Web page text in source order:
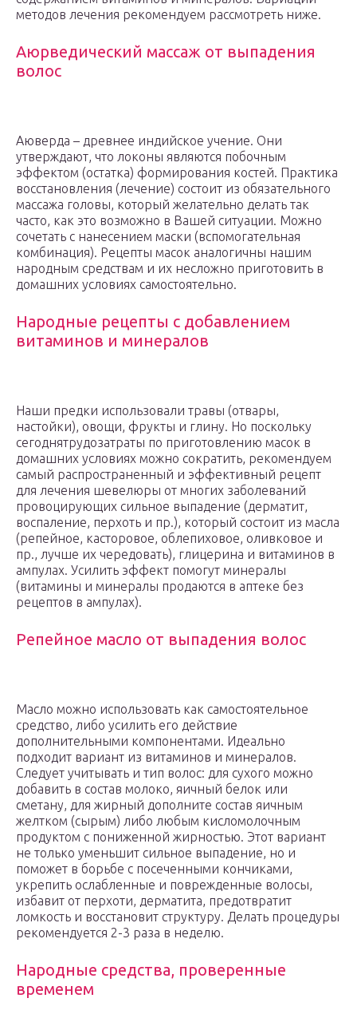
методов лечения рекомендуем рассмотреть ниже.
Аюрведический массаж от выпадения
волос
Аюверда – древнее индийское учение. Они
утверждают, что локоны являются побочным
эффектом (остатка) формирования костей. Практика
восстановления (лечение) состоит из обязательного
массажа головы, который желательно делать так
часто, как это возможно в Вашей ситуации. Можно
сочетать с нанесением маски (вспомогательная
комбинация). Рецепты масок аналогичны нашим
народным средствам и их несложно приготовить в
домашних условиях самостоятельно.
Народные рецепты с добавлением
витаминов и минералов
Наши предки использовали травы (отвары,
настойки), овощи, фрукты и глину. Но поскольку
сегоднятрудозатраты по приготовлению масок в
домашних условиях можно сократить, рекомендуем
самый распространенный и эффективный рецепт
для лечения шевелюры от многих заболеваний
провоцирующих сильное выпадение (дерматит,
воспаление, перхоть и пр.), который состоит из масла
(репейное, касторовое, облепиховое, оливковое и
пр., лучше их чередовать), глицерина и витаминов в
ампулах. Усилить эффект помогут минералы
(витамины и минералы продаются в аптеке без
рецептов в ампулах).
Репейное масло от выпадения волос
Масло можно использовать как самостоятельное
средство, либо усилить его действие
дополнительными компонентами. Идеально
подходит вариант из витаминов и минералов.
Следует учитывать и тип волос: для сухого можно
добавить в состав молоко, яичный белок или
сметану, для жирный дополните состав яичным
желтком (сырым) либо любым кисломолочным
продуктом с пониженной жирностью. Этот вариант
не только уменьшит сильное выпадение, но и
поможет в борьбе с посеченными кончиками,
укрепить ослабленные и поврежденные волосы,
избавит от перхоти, дерматита, предотвратит
ломкость и восстановит структуру. Делать процедуры
рекомендуется 2-3 раза в неделю.
Народные средства, проверенные
временем